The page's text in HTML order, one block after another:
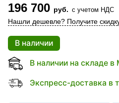
196 700 руб. с учетом НДС
Нашли дешевле? Получите
В наличии
В наличии на складе в
Экспресс-доставка в